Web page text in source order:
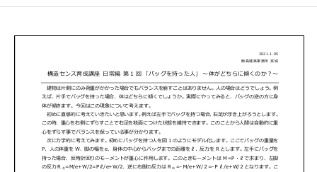
コラム
インタビュー